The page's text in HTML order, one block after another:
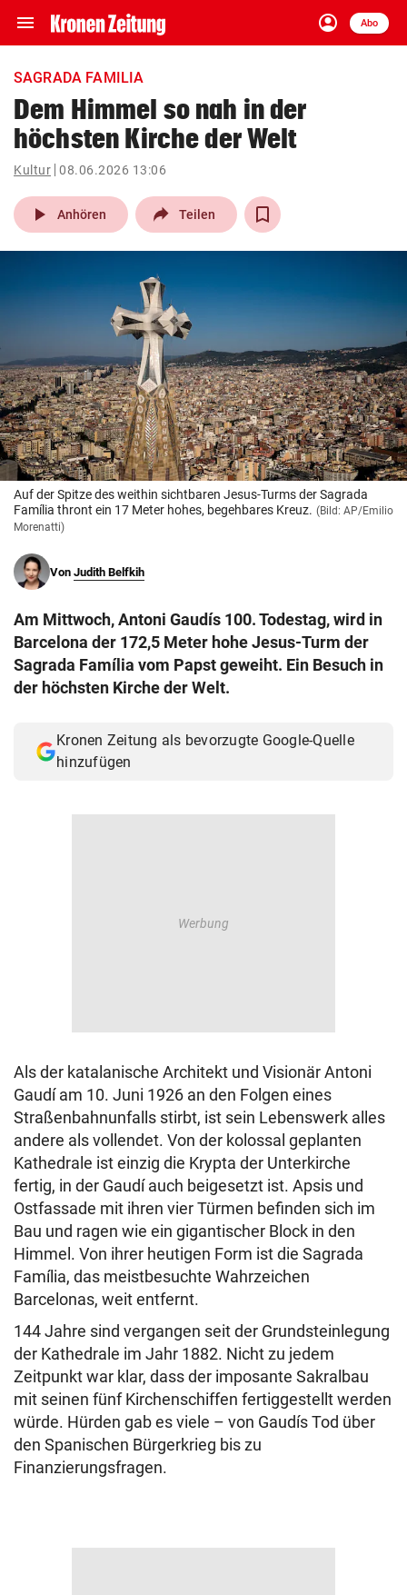
menu Navigation
ein-/ausklappen
account_circle
Anmelden
Abo
close Schließen
account_circle Anmelden
arrow_right
pin_drop
Wien arrow_right
bookmark
© Krone Multimedia GmbH & Co KG 2026
Muthgasse 2, 1190 Wien
SAGRADA FAMILIA
Dem Himmel so nah in der
höchsten Kirche der Welt
Kultur 08.06.2026 13:06
play_arrow Anhören Teilen
Auf der Spitze des weithin sichtbaren Jesus-Turms der Sagrada
Família thront ein 17 Meter hohes, begehbares Kreuz. (Bild: AP/Emilio
Morenatti)
Von Judith Belfkih
Am Mittwoch, Antoni Gaudís 100. Todestag, wird in
Barcelona der 172,5 Meter hohe Jesus-Turm der
Sagrada Família vom Papst geweiht. Ein Besuch in
der höchsten Kirche der Welt.
Kronen Zeitung als bevorzugte Google-Quelle
hinzufügen
Als der katalanische Architekt und Visionär Antoni
Gaudí am 10. Juni 1926 an den Folgen eines
Straßenbahnunfalls stirbt, ist sein Lebenswerk alles
andere als vollendet. Von der kolossal geplanten
Kathedrale ist einzig die Krypta der Unterkirche
fertig, in der Gaudí auch beigesetzt ist. Apsis und
Ostfassade mit ihren vier Türmen befinden sich im
Bau und ragen wie ein gigantischer Block in den
Himmel. Von ihrer heutigen Form ist die Sagrada
Família, das meistbesuchte Wahrzeichen
Barcelonas, weit entfernt.
144 Jahre sind vergangen seit der Grundsteinlegung
der Kathedrale im Jahr 1882. Nicht zu jedem
Zeitpunkt war klar, dass der imposante Sakralbau
mit seinen fünf Kirchenschiffen fertiggestellt werden
würde. Hürden gab es viele – von Gaudís Tod über
den Spanischen Bürgerkrieg bis zu
Finanzierungsfragen.